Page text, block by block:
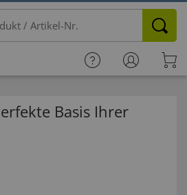
Basis Ihrer